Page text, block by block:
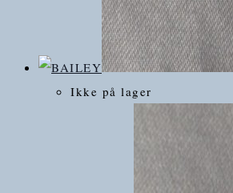
Ikke på lager